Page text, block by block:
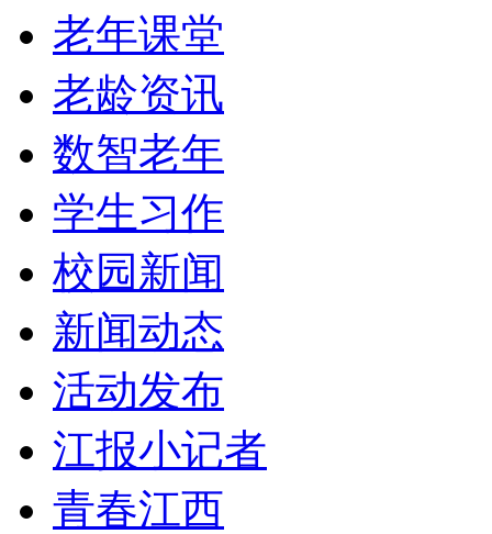
老年课堂
老龄资讯
数智老年
学生习作
校园新闻
新闻动态
活动发布
江报小记者
青春江西